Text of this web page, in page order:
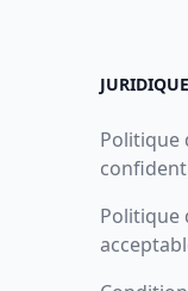
JURIDIQUE
Politique
Politique